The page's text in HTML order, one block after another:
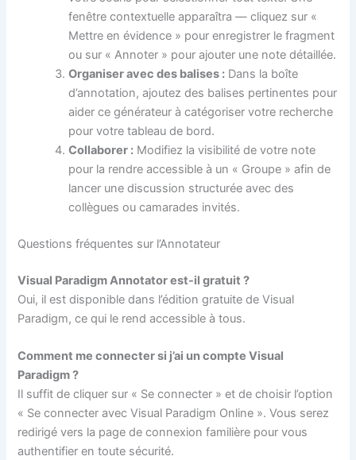
fenêtre contextuelle apparaîtra — cliquez sur «
Mettre en évidence » pour enregistrer le fragment
ou sur « Annoter » pour ajouter une note détaillée.
Organiser avec des balises : Dans la boîte
d’annotation, ajoutez des balises pertinentes pour
aider ce générateur à catégoriser votre recherche
pour votre tableau de bord.
Collaborer : Modifiez la visibilité de votre note
pour la rendre accessible à un « Groupe » afin de
lancer une discussion structurée avec des
collègues ou camarades invités.
Questions fréquentes sur l’Annotateur
Visual Paradigm Annotator est-il gratuit ?
Oui, il est disponible dans l’édition gratuite de Visual
Paradigm, ce qui le rend accessible à tous.
Comment me connecter si j’ai un compte Visual
Paradigm ?
Il suffit de cliquer sur « Se connecter » et de choisir l’option
« Se connecter avec Visual Paradigm Online ». Vous serez
redirigé vers la page de connexion familière pour vous
authentifier en toute sécurité.